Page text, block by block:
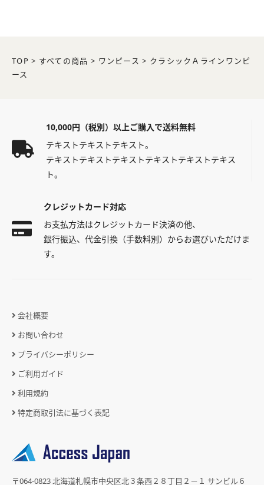
TOP > すべての商品 > ワンピース > クラシックＡラインワンピ
ース
10,000円（税別）以上ご購入で送料無料
テキストテキストテキスト。
テキストテキストテキストテキストテキストテキス
ト。
クレジットカード対応
お支払方法はクレジットカード決済の他、
銀行振込、代金引換（手数料別）からお選びいただけま
す。
会社概要
お問い合わせ
プライバシーポリシー
ご利用ガイド
利用規約
特定商取引法に基づく表記
〒064-0823 北海道札幌市中央区北３条西２８丁目２－１ サンビル６